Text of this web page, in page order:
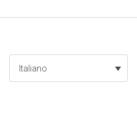
Italiano